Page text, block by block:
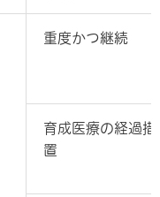
重度かつ継続
育成医療の経過措
置